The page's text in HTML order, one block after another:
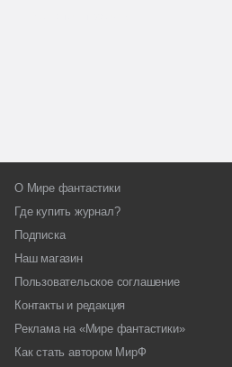
О Мире фантастики
Где купить журнал?
Подписка
Наш магазин
Пользовательское соглашение
Контакты и редакция
Реклама на «Мире фантастики»
Как стать автором МирФ